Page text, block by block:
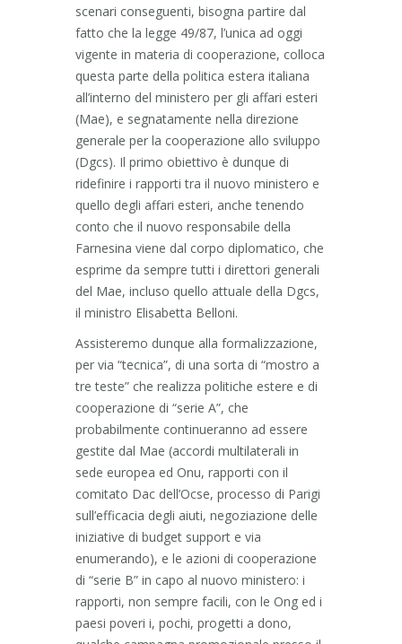
scenari conseguenti, bisogna partire dal
fatto che la legge 49/87, l’unica ad oggi
vigente in materia di cooperazione, colloca
questa parte della politica estera italiana
all’interno del ministero per gli affari esteri
(Mae), e segnatamente nella direzione
generale per la cooperazione allo sviluppo
(Dgcs). Il primo obiettivo è dunque di
ridefinire i rapporti tra il nuovo ministero e
quello degli affari esteri, anche tenendo
conto che il nuovo responsabile della
Farnesina viene dal corpo diplomatico, che
esprime da sempre tutti i direttori generali
del Mae, incluso quello attuale della Dgcs,
il ministro Elisabetta Belloni.
Assisteremo dunque alla formalizzazione,
per via “tecnica”, di una sorta di “mostro a
tre teste” che realizza politiche estere e di
cooperazione di “serie A”, che
probabilmente continueranno ad essere
gestite dal Mae (accordi multilaterali in
sede europea ed Onu, rapporti con il
comitato Dac dell’Ocse, processo di Parigi
sull’efficacia degli aiuti, negoziazione delle
iniziative di budget support e via
enumerando), e le azioni di cooperazione
di “serie B” in capo al nuovo ministero: i
rapporti, non sempre facili, con le Ong ed i
paesi poveri i, pochi, progetti a dono,